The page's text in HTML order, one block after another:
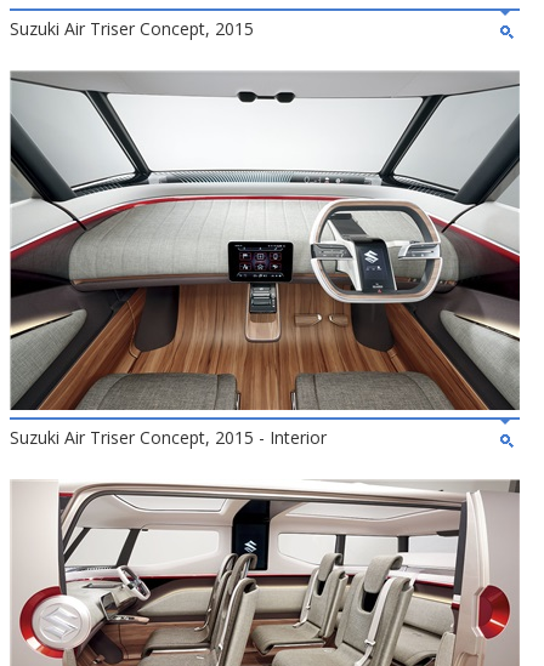
Suzuki Air Triser Concept, 2015
Suzuki Air Triser Concept, 2015 - Interior